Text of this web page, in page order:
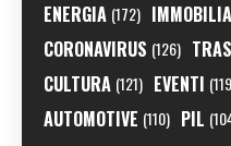
ENERGIA (172)
CORONAVIRUS (126)
CULTURA (121) EVENTI
AUTOMOTIVE (110) PIL